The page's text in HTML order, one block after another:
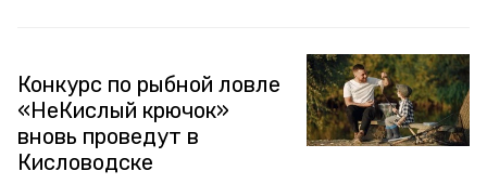
Конкурс по рыбной ловле
«НеКислый крючок»
вновь проведут в
Кисловодске